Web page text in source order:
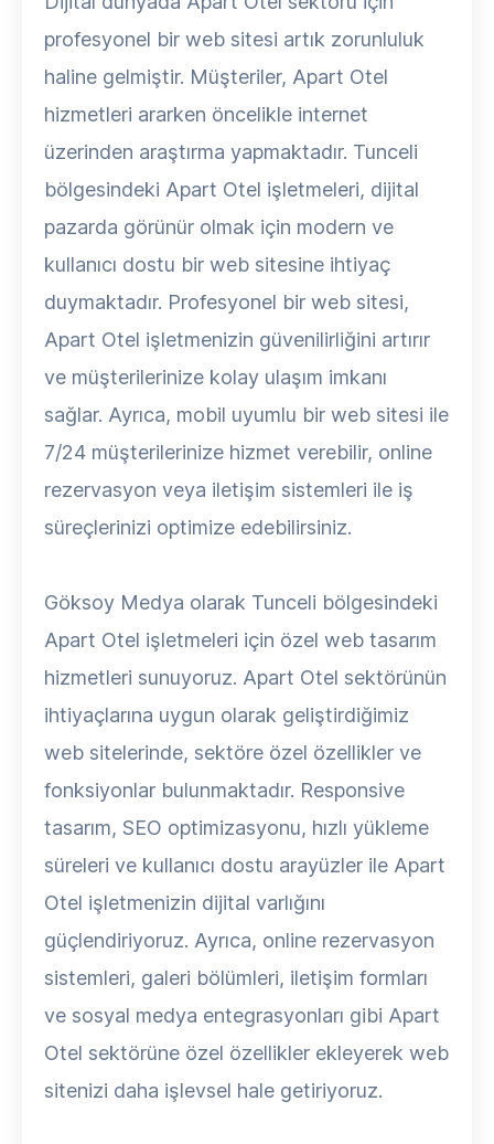
profesyonel bir web sitesi artık zorunluluk
haline gelmiştir. Müşteriler, Apart Otel
hizmetleri ararken öncelikle internet
üzerinden araştırma yapmaktadır. Tunceli
bölgesindeki Apart Otel işletmeleri, dijital
pazarda görünür olmak için modern ve
kullanıcı dostu bir web sitesine ihtiyaç
duymaktadır. Profesyonel bir web sitesi,
Apart Otel işletmenizin güvenilirliğini artırır
ve müşterilerinize kolay ulaşım imkanı
sağlar. Ayrıca, mobil uyumlu bir web sitesi ile
7/24 müşterilerinize hizmet verebilir, online
rezervasyon veya iletişim sistemleri ile iş
süreçlerinizi optimize edebilirsiniz.
Göksoy Medya olarak Tunceli bölgesindeki
Apart Otel işletmeleri için özel web tasarım
hizmetleri sunuyoruz. Apart Otel sektörünün
ihtiyaçlarına uygun olarak geliştirdiğimiz
web sitelerinde, sektöre özel özellikler ve
fonksiyonlar bulunmaktadır. Responsive
tasarım, SEO optimizasyonu, hızlı yükleme
süreleri ve kullanıcı dostu arayüzler ile Apart
Otel işletmenizin dijital varlığını
güçlendiriyoruz. Ayrıca, online rezervasyon
sistemleri, galeri bölümleri, iletişim formları
ve sosyal medya entegrasyonları gibi Apart
Otel sektörüne özel özellikler ekleyerek web
sitenizi daha işlevsel hale getiriyoruz.